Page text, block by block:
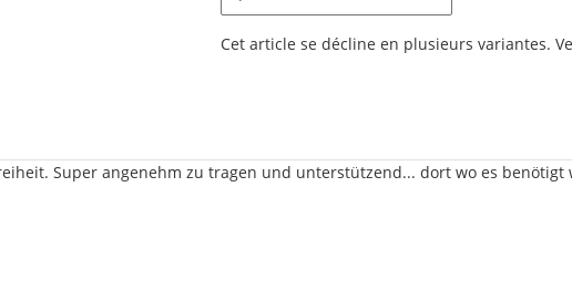
x
Cet article se décline en plusieurs variantes.
Super angenehm zu tragen und unterstützend... dort wo es benötigt